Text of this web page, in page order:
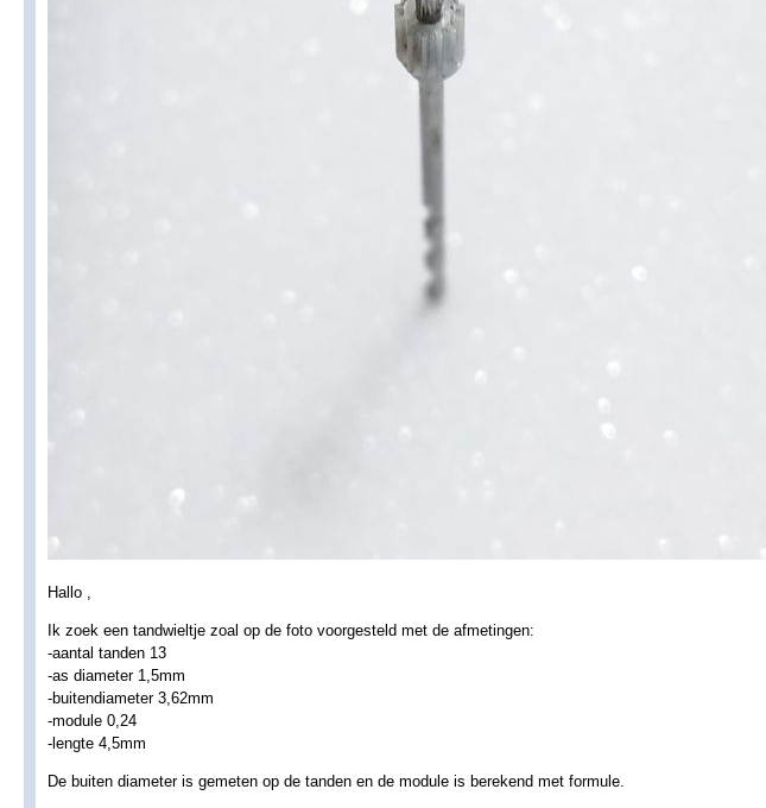
Hallo ,
Ik zoek een tandwieltje zoal op de foto voorgesteld met de afmetingen:
-aantal tanden 13
-as diameter 1,5mm
-buitendiameter 3,62mm
-module 0,24
-lengte 4,5mm
De buiten diameter is gemeten op de tanden en de module is berekend met formule.